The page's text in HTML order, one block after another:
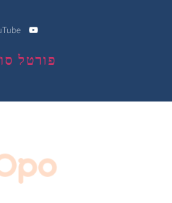
פורטל